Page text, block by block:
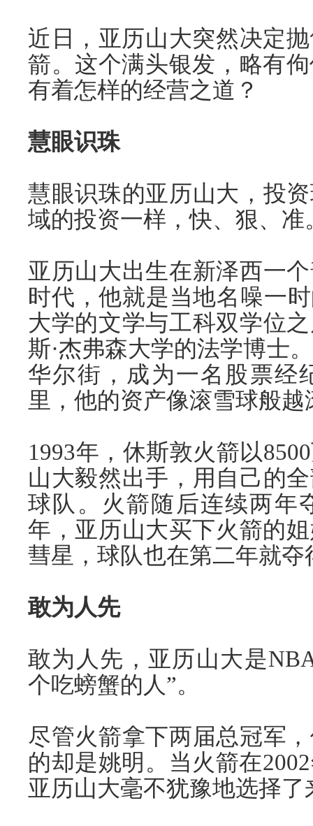
近日，亚历山大突然决定
箭。这个满头银发，略有
有着怎样的经营之道？
慧眼识珠
慧眼识珠的亚历山大，投
域的投资一样，快、狠、准
亚历山大出生在新泽西一
时代，他就是当地名噪一
大学的文学与工科双学位
斯·杰弗森大学的法学博士
华尔街，成为一名股票经
里，他的资产像滚雪球般越
1993年，休斯敦火箭以
山大毅然出手，用自己的
球队。火箭随后连续两年
年，亚历山大买下火箭的
彗星，球队也在第二年就
敢为人先
敢为人先，亚历山大是
个吃螃蟹的人”。
尽管火箭拿下两届总冠军
的却是姚明。当火箭在
亚历山大毫不犹豫地选择